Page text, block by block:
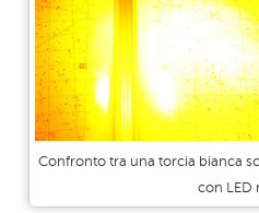
Confronto tra una torcia bianca
con LED